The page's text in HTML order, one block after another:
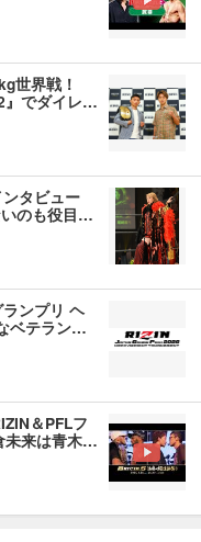
世界戦！
』でダイレ…
タビュー
いのも役目…
ンプリ ヘ
ベテラン…
＆PFLフ
未来は青木…